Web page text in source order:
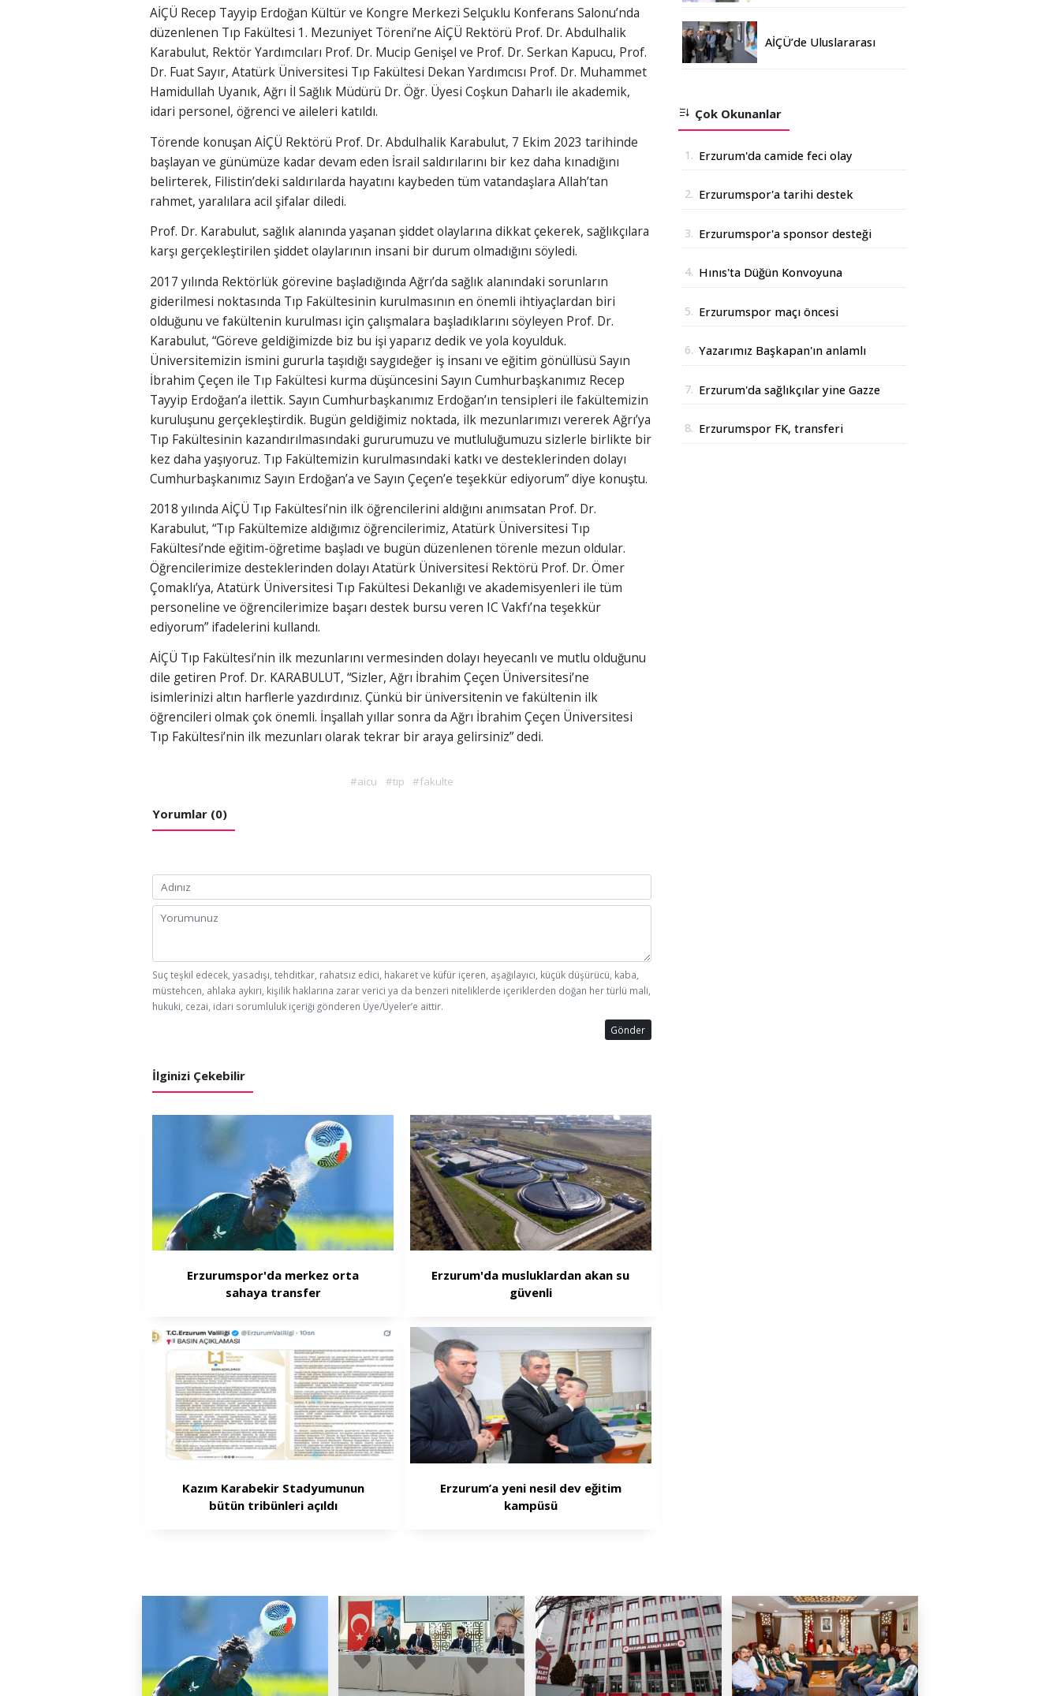
AİÇÜ Recep Tayyip Erdoğan Kültür ve Kongre Merkezi Selçuklu Konferans Salonu’nda
düzenlenen Tıp Fakültesi 1. Mezuniyet Töreni’ne AİÇÜ Rektörü Prof. Dr. Abdulhalik
Karabulut, Rektör Yardımcıları Prof. Dr. Mucip Genişel ve Prof. Dr. Serkan Kapucu, Prof.
Dr. Fuat Sayır, Atatürk Üniversitesi Tıp Fakültesi Dekan Yardımcısı Prof. Dr. Muhammet
Hamidullah Uyanık, Ağrı İl Sağlık Müdürü Dr. Öğr. Üyesi Coşkun Daharlı ile akademik,
idari personel, öğrenci ve aileleri katıldı.
Törende konuşan AİÇÜ Rektörü Prof. Dr. Abdulhalik Karabulut, 7 Ekim 2023 tarihinde
başlayan ve günümüze kadar devam eden İsrail saldırılarını bir kez daha kınadığını
belirterek, Filistin’deki saldırılarda hayatını kaybeden tüm vatandaşlara Allah’tan
rahmet, yaralılara acil şifalar diledi.
Prof. Dr. Karabulut, sağlık alanında yaşanan şiddet olaylarına dikkat çekerek, sağlıkçılara
karşı gerçekleştirilen şiddet olaylarının insani bir durum olmadığını söyledi.
2017 yılında Rektörlük görevine başladığında Ağrı’da sağlık alanındaki sorunların
giderilmesi noktasında Tıp Fakültesinin kurulmasının en önemli ihtiyaçlardan biri
olduğunu ve fakültenin kurulması için çalışmalara başladıklarını söyleyen Prof. Dr.
Karabulut, “Göreve geldiğimizde biz bu işi yaparız dedik ve yola koyulduk.
Üniversitemizin ismini gururla taşıdığı saygıdeğer iş insanı ve eğitim gönüllüsü Sayın
İbrahim Çeçen ile Tıp Fakültesi kurma düşüncesini Sayın Cumhurbaşkanımız Recep
Tayyip Erdoğan’a ilettik. Sayın Cumhurbaşkanımız Erdoğan’ın tensipleri ile fakültemizin
kuruluşunu gerçekleştirdik. Bugün geldiğimiz noktada, ilk mezunlarımızı vererek Ağrı’ya
Tıp Fakültesinin kazandırılmasındaki gururumuzu ve mutluluğumuzu sizlerle birlikte bir
kez daha yaşıyoruz. Tıp Fakültemizin kurulmasındaki katkı ve desteklerinden dolayı
Cumhurbaşkanımız Sayın Erdoğan’a ve Sayın Çeçen’e teşekkür ediyorum” diye konuştu.
2018 yılında AİÇÜ Tıp Fakültesi’nin ilk öğrencilerini aldığını anımsatan Prof. Dr.
Karabulut, “Tıp Fakültemize aldığımız öğrencilerimiz, Atatürk Üniversitesi Tıp
Fakültesi’nde eğitim-öğretime başladı ve bugün düzenlenen törenle mezun oldular.
Öğrencilerimize desteklerinden dolayı Atatürk Üniversitesi Rektörü Prof. Dr. Ömer
Çomaklı’ya, Atatürk Üniversitesi Tıp Fakültesi Dekanlığı ve akademisyenleri ile tüm
personeline ve öğrencilerimize başarı destek bursu veren IC Vakfı’na teşekkür
ediyorum” ifadelerini kullandı.
AİÇÜ Tıp Fakültesi’nin ilk mezunlarını vermesinden dolayı heyecanlı ve mutlu olduğunu
dile getiren Prof. Dr. KARABULUT, “Sizler, Ağrı İbrahim Çeçen Üniversitesi’ne
isimlerinizi altın harflerle yazdırdınız. Çünkü bir üniversitenin ve fakültenin ilk
öğrencileri olmak çok önemli. İnşallah yıllar sonra da Ağrı İbrahim Çeçen Üniversitesi
Tıp Fakültesi’nin ilk mezunları olarak tekrar bir araya gelirsiniz” dedi.
#aicu #tıp #fakulte
Yorumlar (0)
Suç teşkil edecek, yasadışı, tehditkar, rahatsız edici, hakaret ve küfür içeren, aşağılayıcı, küçük düşürücü, kaba,
müstehcen, ahlaka aykırı, kişilik haklarına zarar verici ya da benzeri niteliklerde içeriklerden doğan her türlü mali,
hukuki, cezai, idari sorumluluk içeriği gönderen Üye/Üyeler’e aittir.
Gönder
İlginizi Çekebilir
Erzurumspor'da merkez orta
sahaya transfer
Erzurum'da musluklardan akan su
güvenli
Kazım Karabekir Stadyumunun
bütün tribünleri açıldı
Erzurum’a yeni nesil dev eğitim
kampüsü
rekoru kırıldı
AİÇÜ’de Uluslararası
Açıldı
Çok Okunanlar
1. Erzurum'da camide feci olay
2. Erzurumspor'a tarihi destek
3. Erzurumspor'a sponsor desteği
4. Hınıs'ta Düğün Konvoyuna
5. Erzurumspor maçı öncesi
6. Yazarımız Başkapan'ın anlamlı
7. Erzurum'da sağlıkçılar yine Gazze
8. Erzurumspor FK, transferi